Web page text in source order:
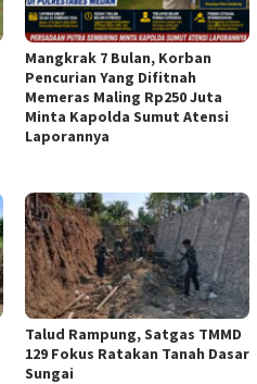
Mangkrak 7 Bulan, Korban
Pencurian Yang Difitnah
Memeras Maling Rp250 Juta
Minta Kapolda Sumut Atensi
Laporannya
Talud Rampung, Satgas TMMD
129 Fokus Ratakan Tanah Dasar
Sungai